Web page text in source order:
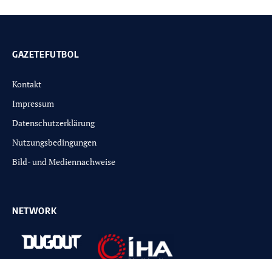
GAZETEFUTBOL
Kontakt
Impressum
Datenschutzerklärung
Nutzungsbedingungen
Bild- und Mediennachweise
NETWORK